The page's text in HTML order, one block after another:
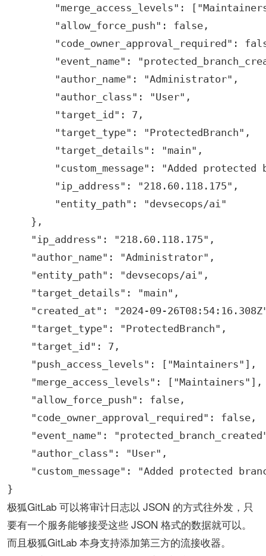
"merge_access_levels":
        "allow_force_push": false,
"code_owner_approval_required":
"event_name":
        "author_name": "Administrator",
        "author_class": "User",
        "target_id": 7,
        "target_type": "ProtectedBranch",
        "target_details": "main",
"custom_message": "Added protected
        "ip_address": "218.60.118.175",
        "entity_path": "devsecops/ai"
    },
    "ip_address": "218.60.118.175",
    "author_name": "Administrator",
    "entity_path": "devsecops/ai",
    "target_details": "main",
"created_at": "2024-09-
    "target_type": "ProtectedBranch",
    "target_id": 7,
    "push_access_levels": ["Maintainers"],
    "merge_access_levels": ["Maintainers"],
    "allow_force_push": false,
    "code_owner_approval_required": false,
"event_name":
    "author_class": "User",
"custom_message": "Added protected
}
极狐GitLab 可以将审计日志以 JSON 的方式往外发，只
要有一个服务能够接受这些 JSON 格式的数据就可以。
而且极狐GitLab 本身支持添加第三方的流接收器。